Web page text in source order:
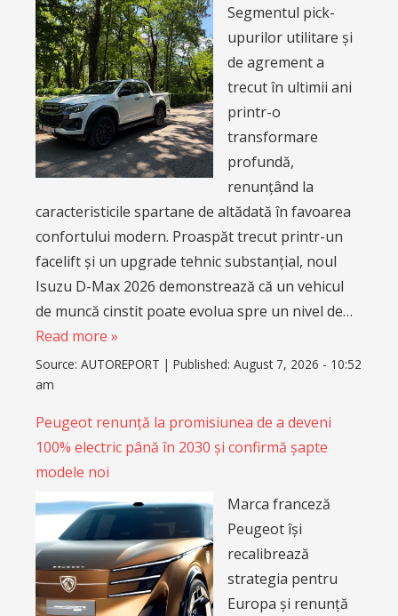
Segmentul pick-
upurilor utilitare și
de agrement a
trecut în ultimii ani
printr-o
transformare
profundă,
renunțând la
caracteristicile spartane de altădată în favoarea
confortului modern. Proaspăt trecut printr-un
facelift și un upgrade tehnic substanțial, noul
Isuzu D-Max 2026 demonstrează că un vehicul
de muncă cinstit poate evolua spre un nivel de…
Read more »
Source: AUTOREPORT | Published: August 7, 2026 - 10:52
am
Peugeot renunță la promisiunea de a deveni
100% electric până în 2030 și confirmă șapte
modele noi
Marca franceză
Peugeot își
recalibrează
strategia pentru
Europa și renunță